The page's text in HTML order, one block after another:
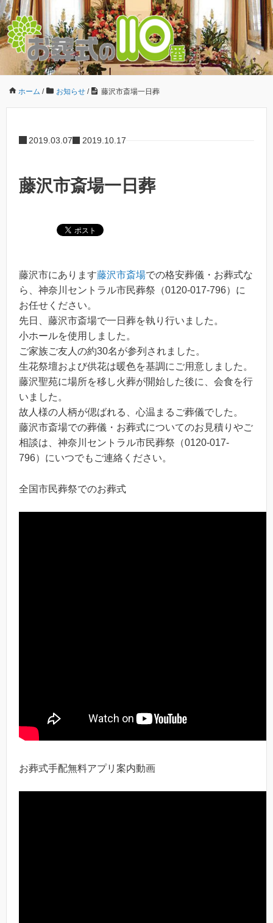
ホーム / お知らせ / 藤沢市斎場一日葬
2019.03.07 2019.10.17
藤沢市斎場一日葬
藤沢市にあります藤沢市斎場での格安葬儀・お葬式な
ら、神奈川セントラル市民葬祭（0120-017-796）に
お任せください。
先日、藤沢市斎場で一日葬を執り行いました。
小ホールを使用しました。
ご家族ご友人の約30名が参列されました。
生花祭壇および供花は暖色を基調にご用意しました。
藤沢聖苑に場所を移し火葬が開始した後に、会食を行
いました。
故人様の人柄が偲ばれる、心温まるご葬儀でした。
藤沢市斎場での葬儀・お葬式についてのお見積りやご
相談は、神奈川セントラル市民葬祭（0120-017-
796）にいつでもご連絡ください。
全国市民葬祭でのお葬式
お葬式手配無料アプリ案内動画